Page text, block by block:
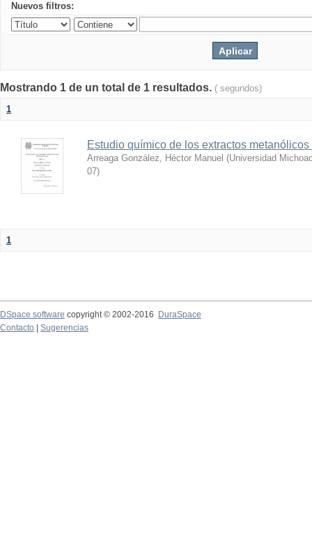
Nuevos filtros:
Mostrando 1 de un total de 1 resultados. ( segundos)
1
Estudio químico de los extractos
Arreaga González, Héctor Manuel (Universidad
07)
1
DSpace software copyright © 2002-2016
DuraSpace
Contacto
Sugerencias